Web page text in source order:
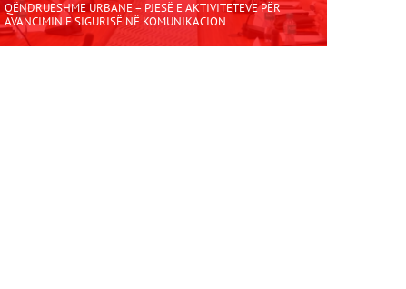
QËNDRUESHME URBANE – PJESË E AKTIVITETEVE PËR
AVANCIMIN E SIGURISË NË KOMUNIKACION